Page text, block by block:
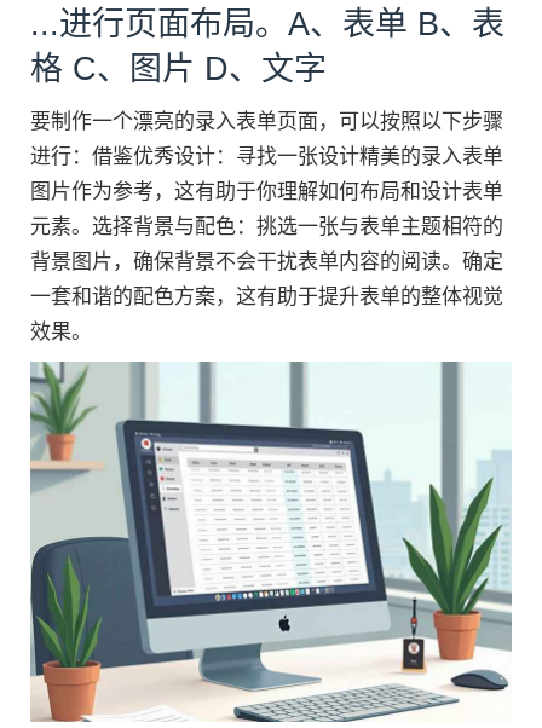
...进行页面布局。A、表单 B、表
格 C、图片 D、文字
要制作一个漂亮的录入表单页面，可以按照以下步骤
进行：借鉴优秀设计：寻找一张设计精美的录入表单
图片作为参考，这有助于你理解如何布局和设计表单
元素。选择背景与配色：挑选一张与表单主题相符的
背景图片，确保背景不会干扰表单内容的阅读。确定
一套和谐的配色方案，这有助于提升表单的整体视觉
效果。